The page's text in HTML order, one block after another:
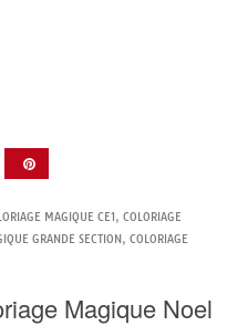
MAGIQUE CE1, COLORIAGE
GRANDE SECTION, COLORIAGE
Magique Noel